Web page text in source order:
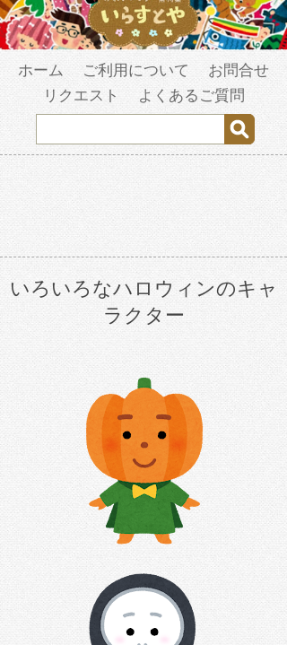
ホーム ご利用について
お問合せ
リクエスト
よくあるご質問
いろいろなハロウィンのキャ
ラクター